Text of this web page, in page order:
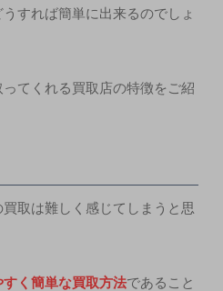
すれば簡単に出来るのでしょ
てくれる買取店の特徴をご紹
取は難しく感じてしまうと思
く簡単な買取方法であること